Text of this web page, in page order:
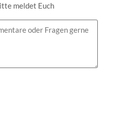
meldet Euch